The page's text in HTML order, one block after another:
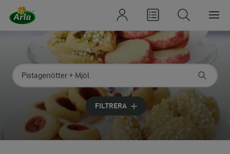
Sök på kategori eller ingrediens
Skriv in sökord för att få förslag
FILTRERA